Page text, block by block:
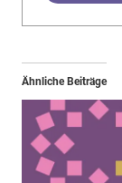
Ähnliche Beiträge